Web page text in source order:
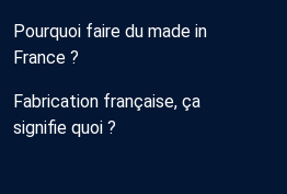
Pourquoi faire du made in
France ?
Fabrication française, ça
signifie quoi ?